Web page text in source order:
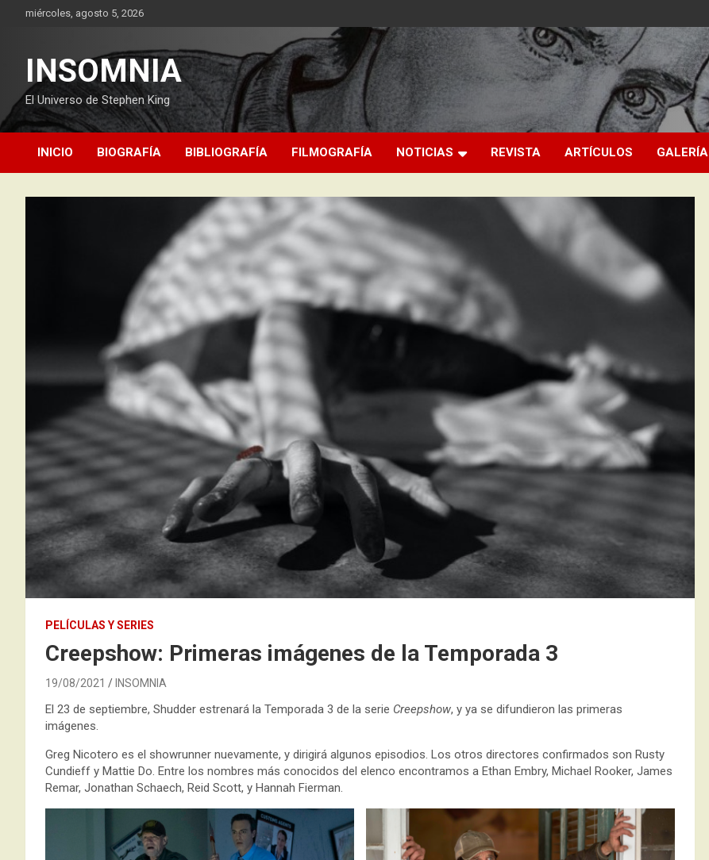
miércoles, agosto 5, 2026
INSOMNIA
El Universo de Stephen King
INICIO BIOGRAFÍA BIBLIOGRAFÍA FILMOGRAFÍA NOTICIAS REVISTA ARTÍCULOS GALERÍA
PELÍCULAS Y SERIES
Creepshow: Primeras imágenes de la Temporada 3
19/08/2021 INSOMNIA
El 23 de septiembre, Shudder estrenará la Temporada 3 de la serie Creepshow, y ya se difundieron las primeras
imágenes.
Greg Nicotero es el showrunner nuevamente, y dirigirá algunos episodios. Los otros directores confirmados son Rusty
Cundieff y Mattie Do. Entre los nombres más conocidos del elenco encontramos a Ethan Embry, Michael Rooker, James
Remar, Jonathan Schaech, Reid Scott, y Hannah Fierman.